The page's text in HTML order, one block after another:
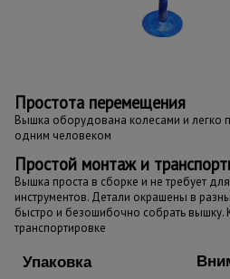
Простота перемещения
Вышка оборудована колесами и легко
одним человеком
Простой монтаж и
Вышка проста в сборке и не требует
инструментов. Детали окрашены в
быстро и безошибочно собрать вышку.
транспортировке
Упаковка